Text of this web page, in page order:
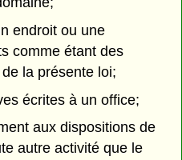
endroit ou une
comme étant des
la présente loi;
écrites à un office;
aux dispositions de
autre activité que le